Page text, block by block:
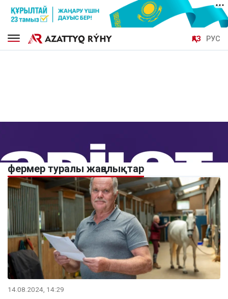
ҚАЗ РУС
фермер туралы жаңалықтар
14.08.2024, 14:29